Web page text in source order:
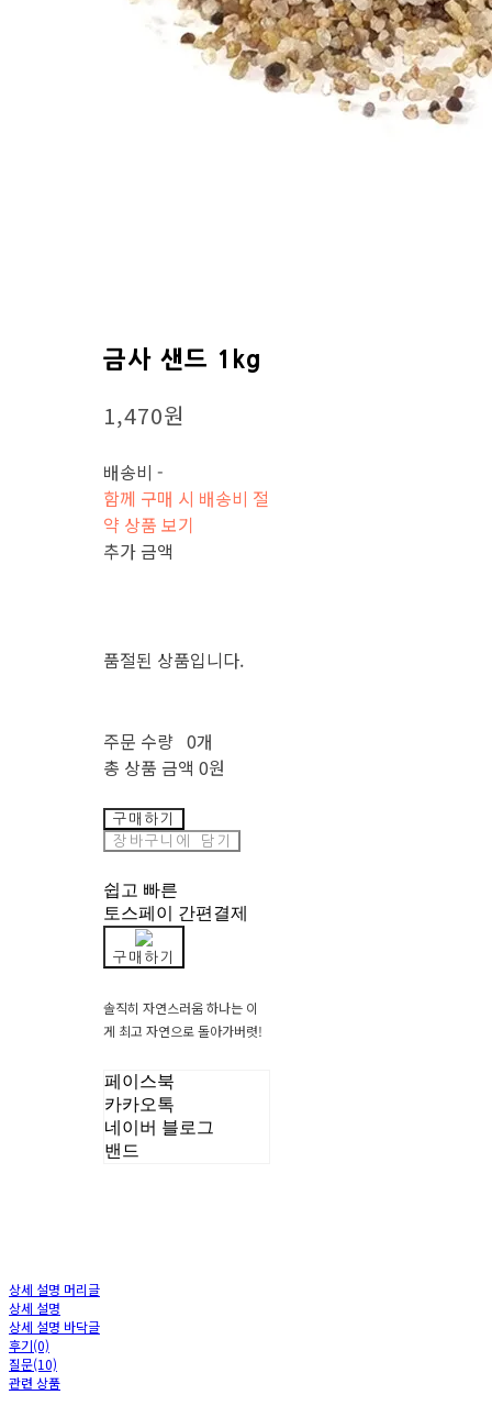
금사 샌드 1kg
1,470원
배송비-
함께 구매 시 배송비 절
약 상품 보기
추가 금액
품절된 상품입니다.
주문 수량 0개
총 상품 금액 0원
구매하기
장바구니에 담기
쉽고 빠른
토스페이 간편결제
구매하기
솔직히 자연스러움 하나는 이
게 최고 자연으로 돌아가버렷!
페이스북
카카오톡
네이버 블로그
밴드
상세 설명 머리글
상세 설명
상세 설명 바닥글
후기(0)
질문(10)
관련 상품